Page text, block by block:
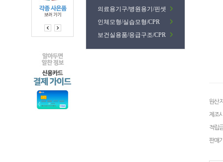
의료용기구/병원용기/핀셋
인체모형/실습모형/CPR
보건실용품/응급구조/CPR
원산
제조
적립
판매